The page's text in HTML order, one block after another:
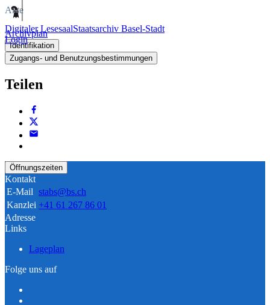
Digitaler LesesaalStaatsarchiv Basel-Stadt
Login
Akte
Archivplan
Identifikation
Zugangs- und Benutzungsbestimmungen
Teilen
Öffnungszeiten
Kontakt
E-Mail stabs@bs.ch
Kanzlei +41 61 267 86 01
Adresse
Links
Lageplan
Folge uns auf